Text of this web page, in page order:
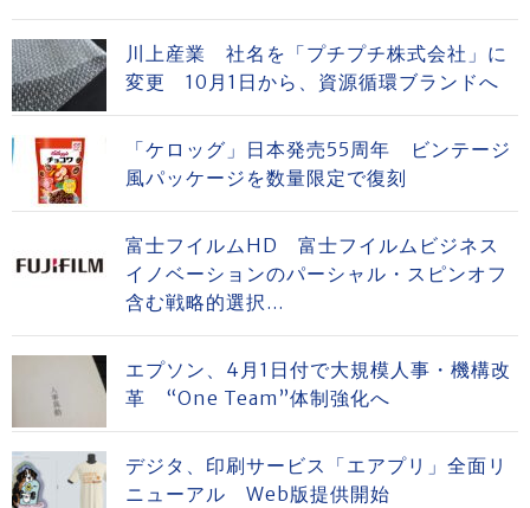
川上産業 社名を「プチプチ株式会社」に
変更 10月1日から、資源循環ブランドへ
「ケロッグ」日本発売55周年 ビンテージ
風パッケージを数量限定で復刻
富士フイルムHD 富士フイルムビジネス
イノベーションのパーシャル・スピンオフ
含む戦略的選択...
エプソン、4月1日付で大規模人事・機構改
革 “One Team”体制強化へ
デジタ、印刷サービス「エアプリ」全面リ
ニューアル Web版提供開始